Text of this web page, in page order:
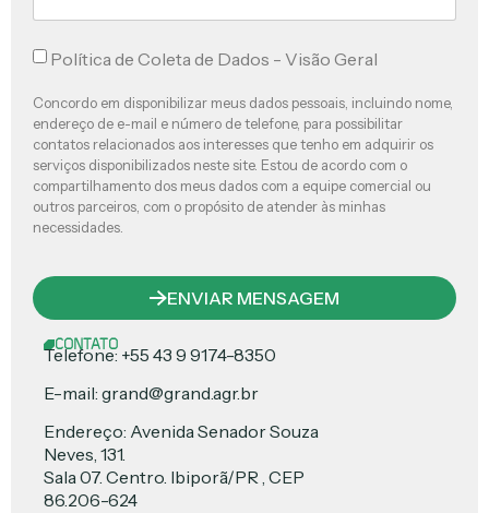
Política de Coleta de Dados - Visão Geral
Concordo em disponibilizar meus dados pessoais, incluindo nome,
endereço de e-mail e número de telefone, para possibilitar
contatos relacionados aos interesses que tenho em adquirir os
serviços disponibilizados neste site. Estou de acordo com o
compartilhamento dos meus dados com a equipe comercial ou
outros parceiros, com o propósito de atender às minhas
necessidades.
ENVIAR MENSAGEM
CONTATO
Telefone: +55 43 9 9174-8350
E-mail: grand@grand.agr.br
Endereço: Avenida Senador Souza
Neves, 131.
Sala 07. Centro. Ibiporã/PR , CEP
86.206-624